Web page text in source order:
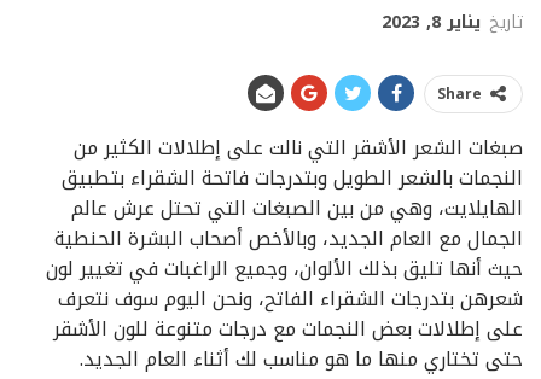
تاريخ يناير 8, 2023
Share
صبغات الشعر الأشقر التي نالت على إطلالات الكثير من
النجمات بالشعر الطويل وبتدرجات فاتحة الشقراء بتطبيق
الهايلايت، وهي من بين الصبغات التي تحتل عرش عالم
الجمال مع العام الجديد، وبالأخص أصحاب البشرة الحنطية
حيث أنها تليق بذلك الألوان، وجميع الراغبات في تغيير لون
شعرهن بتدرجات الشقراء الفاتح، ونحن اليوم سوف نتعرف
على إطلالات بعض النجمات مع درجات متنوعة للون الأشقر
حتى تختاري منها ما هو مناسب لك أثناء العام الجديد.